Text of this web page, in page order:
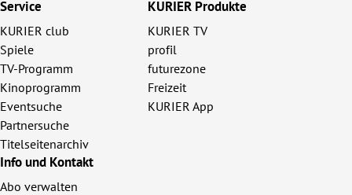
Service
KURIER club
Spiele
TV-Programm
Kinoprogramm
Eventsuche
Partnersuche
Titelseitenarchiv
KURIER Produkte
KURIER TV
profil
futurezone
Freizeit
KURIER App
Info und Kontakt
Abo verwalten